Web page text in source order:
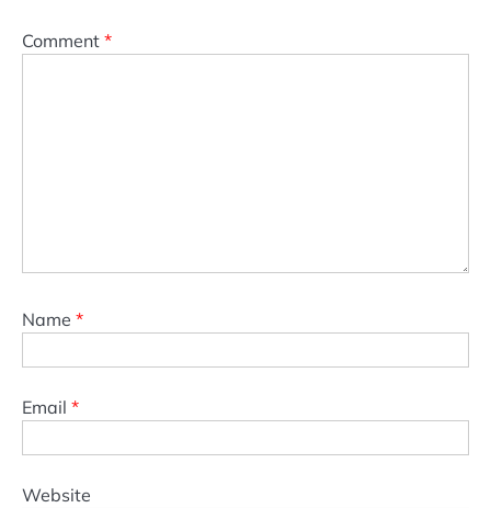
Comment *
Name *
Email *
Website